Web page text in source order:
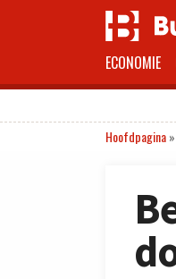
ECONOMIE
Hoofdpagina»